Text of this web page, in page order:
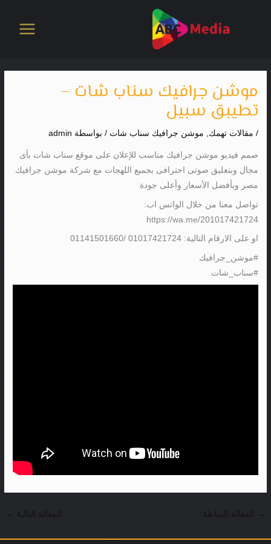
موشن جرافيك سناب شات –
تطيبق سبيل
/ مقالات تهمك, موشن جرافيك سناب شات / بواسطة admin
صمم فيديو موشن جرافيك مناسب للإعلان على موقع سناب شات بأى
مجال وبتعليق صوتى احترافى بجميع اللهجات مع شركة موشن جرافيك
مصر وبأفضل الأسعار وأعلى جودة
تواصل معنا من خلال الواتس اب:
https://wa.me/201017421724
او على الارقام التالية: 01017421724 /01141501660
#موشن_جرافيك
#سناب_شات
→ المقالة السابقة المقالة التالية ←